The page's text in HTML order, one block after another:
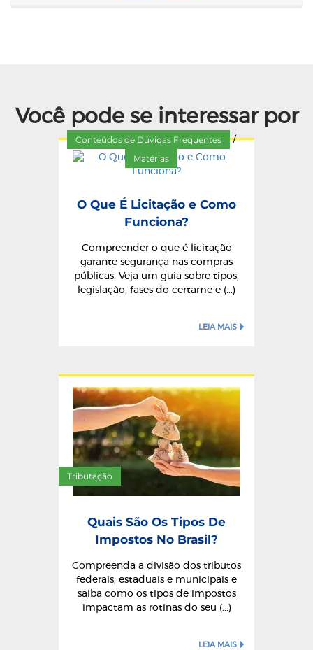
Você pode se interessar por
Conteúdos de Dúvidas Frequentes /
Matérias
O Que É Licitação e Como
Funciona?
Compreender o que é licitação
garante segurança nas compras
públicas. Veja um guia sobre tipos,
legislação, fases do certame e (...)
LEIA MAIS
Tributação
Quais São Os Tipos De
Impostos No Brasil?
Compreenda a divisão dos tributos
federais, estaduais e municipais e
saiba como os tipos de impostos
impactam as rotinas do seu (...)
LEIA MAIS